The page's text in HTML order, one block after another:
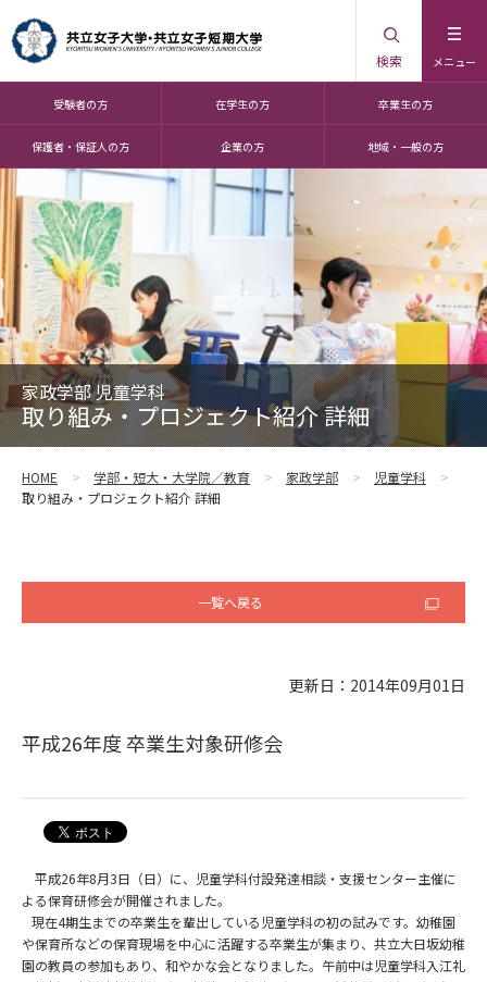
メニュー
検索
受験者の方 在学生の方 卒業生の方
保護者・保証人の方 企業の方 地域・一般の方
家政学部 児童学科
取り組み・プロジェクト紹介 詳細
HOME 学部・短大・大学院／教育 家政学部
児童学科
取り組み・プロジェクト紹介 詳細
一覧へ戻る
更新日：2014年09月01日
平成26年度 卒業生対象研修会
平成26年8月3日（日）に、児童学科付設発達相談・支援センター主催に
よる保育研修会が開催されました。
現在4期生までの卒業生を輩出している児童学科の初の試みです。幼稚園
や保育所などの保育現場を中心に活躍する卒業生が集まり、共立大日坂幼稚
園の教員の参加もあり、和やかな会となりました。午前中は児童学科入江礼